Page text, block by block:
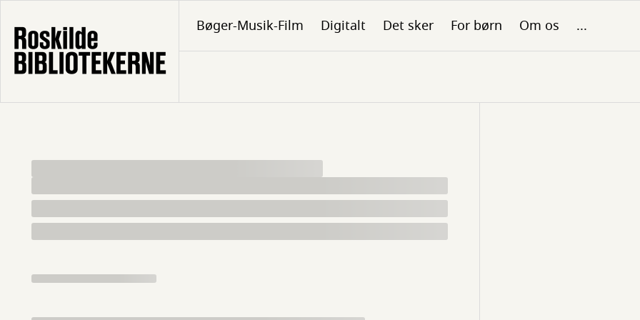
hovedindhold
Bøger-Musik-Film Digitalt Det sker For børn Om os ...